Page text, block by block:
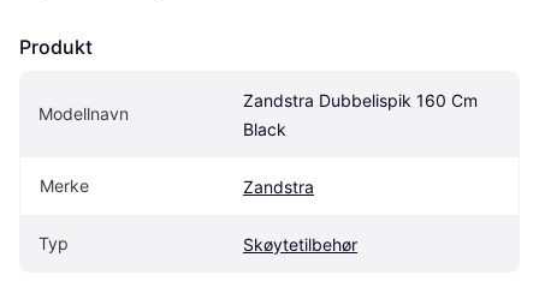
Produkt
Modellnavn
Zandstra Dubbelispik 160 Cm
Black
Merke Zandstra
Typ Skøytetilbehør